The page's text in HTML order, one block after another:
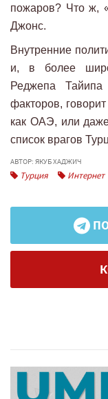
пожаров? Что ж,
Джонс.
Внутренние
и, в более
Реджепа
факторов,
как ОАЭ, или
список врагов
АВТОР: ЯКУБ ХАДЖИЧ
Турция Интернет